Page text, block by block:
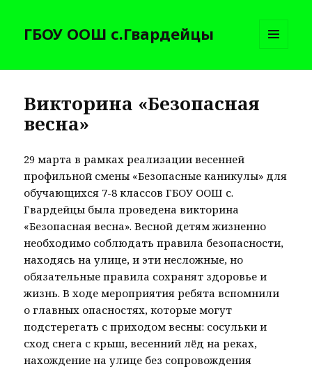
ГБОУ ООШ с.Гвардейцы
И
Викторина «Безопасная
весна»
29 марта в рамках реализации весенней
профильной смены «Безопасные каникулы» для
обучающихся 7-8 классов ГБОУ ООШ с.
Гвардейцы была проведена викторина
«Безопасная весна». Весной детям жизненно
необходимо соблюдать правила безопасности,
находясь на улице, и эти несложные, но
обязательные правила сохранят здоровье и
жизнь. В ходе мероприятия ребята вспомнили
о главных опасностях, которые могут
подстерегать с приходом весны: сосульки и
сход снега с крыш, весенний лёд на реках,
нахождение на улице без сопровождения